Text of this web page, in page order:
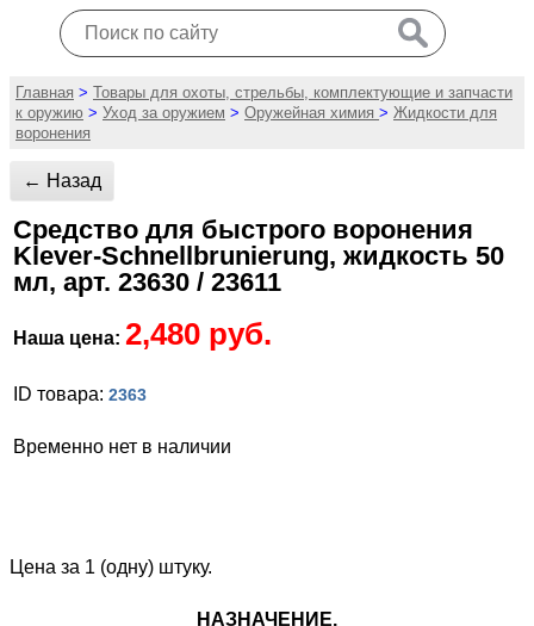
Главная > Товары для охоты, стрельбы, комплектующие и запчасти
к оружию > Уход за оружием > Оружейная химия > Жидкости для
воронения
← Назад
Средство для быстрого воронения
Klever-Schnellbrunierung, жидкость 50
мл, арт. 23630 / 23611
Наша цена: 2,480 руб.
ID товара: 2363
Временно нет в наличии
Цена за 1 (одну) штуку.
НАЗНАЧЕНИЕ.